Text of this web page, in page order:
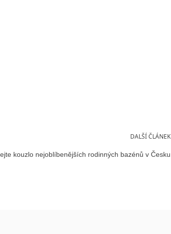
DALŠÍ ČLÁNEK
kouzlo nejoblíbenějších rodinných bazénů v Česku